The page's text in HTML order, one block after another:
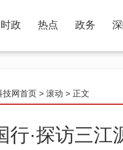
时政 热点 政务
技网首页 > 滚动 > 正文
行·探访三江